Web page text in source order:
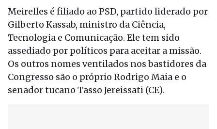
Meirelles é filiado ao PSD, partido liderado por
Gilberto Kassab, ministro da Ciência,
Tecnologia e Comunicação. Ele tem sido
assediado por políticos para aceitar a missão.
Os outros nomes ventilados nos bastidores da
Congresso são o próprio Rodrigo Maia e o
senador tucano Tasso Jereissati (CE).